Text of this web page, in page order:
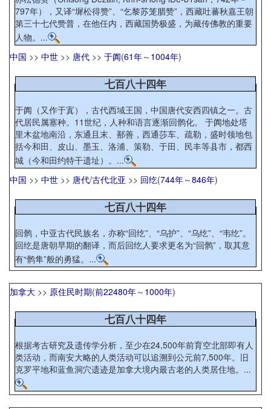
797年），又译“墀松得赞”、“乞黎苏笼腊赞”，西藏吐蕃秋嘉王朝
第三十七代赞普，在他任内，西藏国势极盛，为藏传佛教的重要
人物。...
中国 >> 中世 >> 唐代 >> 于阗(61年～ 1004年)
七百八十四年
于阗（又作于寘），古代西域王国，中国唐代安西四镇之一。古
代居民属塞种。11世纪，人种和语言逐渐回鹘化。 于阗地处塔
里木盆地南沿，东通且末、鄯善，西通莎车、疏勒，盛时领地包
括今和田、皮山、墨玉、洛浦、策勒、于田、民丰等县市，都西
城（今和田约特干遗址）。...
中国 >> 中世 >> 唐代/古代北亚 >> 回纥(744年～846年)
七百八十四年
回鹘，中亚古代民族名，亦称“回纥”、“乌护”、“乌纥”、“韦纥”。
回纥是唐朝早期的翻译，而后回纥人要求更名为“回鹘”，取其意
有“鹘隼”般的勇猛。...
加拿大 >> 原住民时期(前22480年～ 1000年)
七百八十四年
根据考古研究及遗传学分析，至少在24,500年前育空北部即有人
类活动，而南安大略的人类活动可以追溯到公元前7,500年。旧
克罗平地和蓝鱼洞穴遗迹是加拿大境内最古老的人类居住地。...